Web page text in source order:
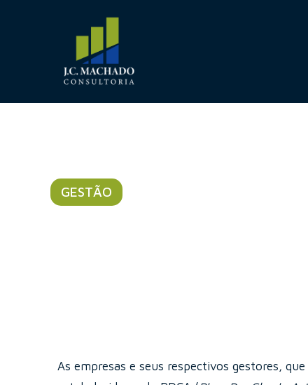
GESTÃO
As empresas e seus respectivos gestores,